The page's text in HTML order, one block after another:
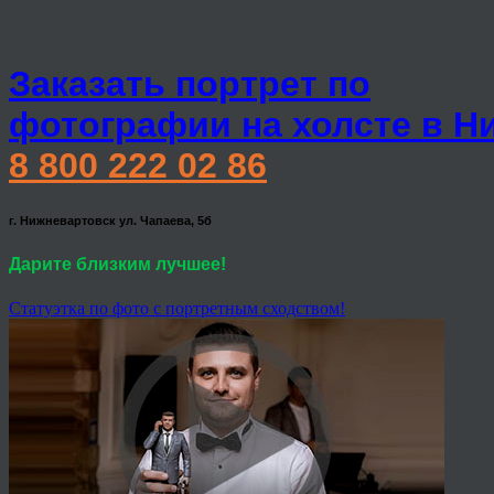
Заказать портрет по
фотографии на холсте в
8 800 222 02 86
г. Нижневартовск ул. Чапаева, 5б
Дарите близким лучшее!
Статуэтка по фото с портретным сходством!